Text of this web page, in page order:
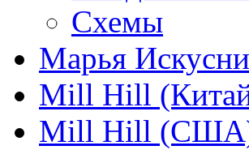
Схемы
Марья
Mill Hill
Mill Hill